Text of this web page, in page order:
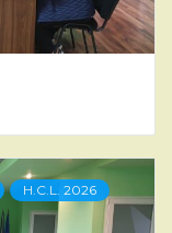
H.C.L. 2026